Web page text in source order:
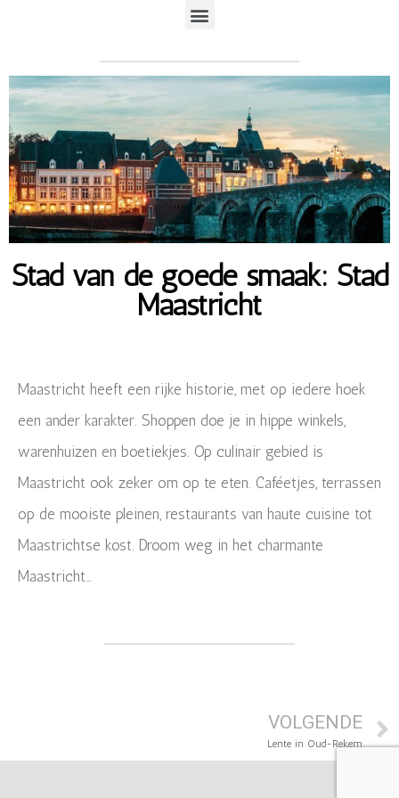
Stad van de goede smaak: Stad
Maastricht
Maastricht heeft een rijke historie, met op iedere hoek
een ander karakter. Shoppen doe je in hippe winkels,
warenhuizen en boetiekjes. Op culinair gebied is
Maastricht ook zeker om op te eten. Caféetjes, terrassen
op de mooiste pleinen, restaurants van haute cuisine tot
Maastrichtse kost. Droom weg in het charmante
Maastricht…
VOLGENDE
Lente in Oud-Rekem